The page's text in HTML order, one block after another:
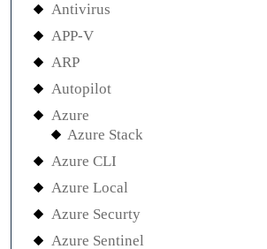
Antivirus
APP-V
ARP
Autopilot
Azure
Azure Stack
Azure CLI
Azure Local
Azure Securty
Azure Sentinel